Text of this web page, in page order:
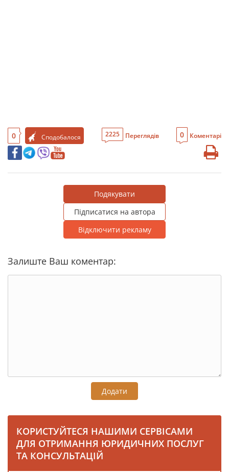
0 Сподобалося 2225 Переглядів 0 Коментарі
Подякувати
Підписатися на автора
Відключити рекламу
Залиште Ваш коментар:
Додати
КОРИСТУЙТЕСЯ НАШИМИ СЕРВІСАМИ
ДЛЯ ОТРИМАННЯ ЮРИДИЧНИХ ПОСЛУГ
ТА КОНСУЛЬТАЦІЙ